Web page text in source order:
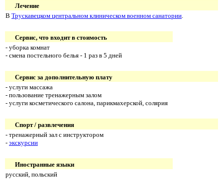
Лечение
В Трускавецком центральном клиническом военном санатории
Сервис, что входит в стоимость
- уборка комнат
- смена постельного белья - 1 раз в 5 дней
Сервис за дополнительную плату
- услуги массажа
- пользование тренажерным залом
- услуги косметического салона, парикмахерской, солярия
Спорт / развлечения
- тренажерный зал с инструктором
- экскурсии
Иностранные языки
русский, польский